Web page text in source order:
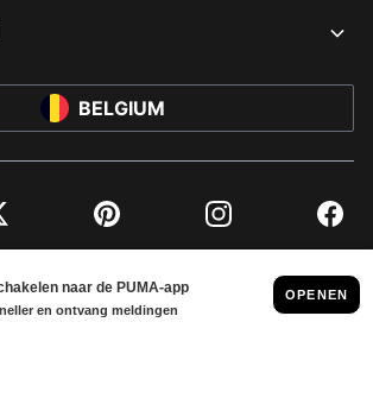
BELGIUM
Pinterest Instagram
GMBH, 2026. ALLE RECHTEN VOORBEHOUDEN
BEDRIJFSGEGEVENS EN JURIDISCHE GEGEVENS